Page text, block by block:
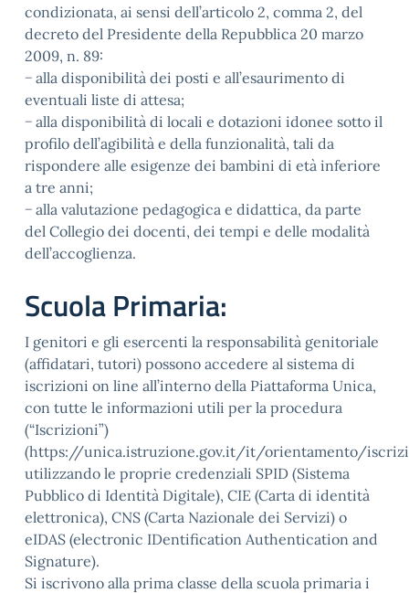
condizionata, ai sensi dell’articolo 2, comma 2, del
decreto del Presidente della Repubblica 20 marzo
2009, n. 89:
− alla disponibilità dei posti e all’esaurimento di
eventuali liste di attesa;
− alla disponibilità di locali e dotazioni idonee sotto il
profilo dell’agibilità e della funzionalità, tali da
rispondere alle esigenze dei bambini di età inferiore
a tre anni;
− alla valutazione pedagogica e didattica, da parte
del Collegio dei docenti, dei tempi e delle modalità
dell’accoglienza.
Scuola Primaria:
I genitori e gli esercenti la responsabilità genitoriale
(affidatari, tutori) possono accedere al sistema di
iscrizioni on line all’interno della Piattaforma Unica,
con tutte le informazioni utili per la procedura
(“Iscrizioni”)
(https://unica.istruzione.gov.it/it/orientamento/
utilizzando le proprie credenziali SPID (Sistema
Pubblico di Identità Digitale), CIE (Carta di identità
elettronica), CNS (Carta Nazionale dei Servizi) o
eIDAS (electronic IDentification Authentication and
Signature).
Si iscrivono alla prima classe della scuola primaria i